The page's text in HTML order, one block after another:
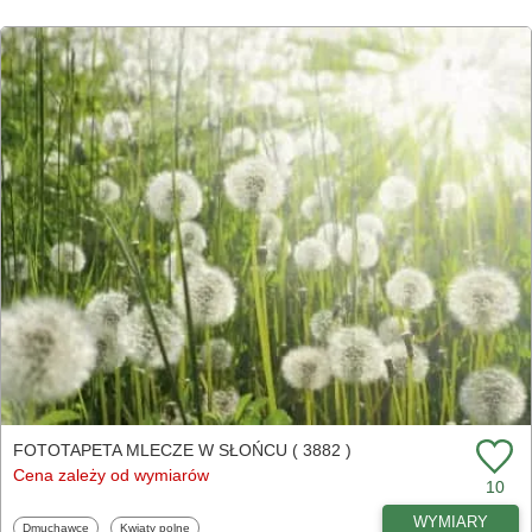
FOTOTAPETA MLECZE W SŁOŃCU ( 3882 )
Cena zależy od wymiarów
10
Fototapety
Dmuchawce Fototapety
Kwiaty polne WYMIARY